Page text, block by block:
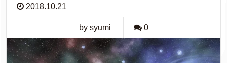
2018.10.21
by syumi 0